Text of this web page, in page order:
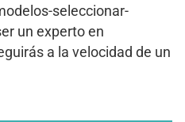
seleccionar-
un experto en
a la velocidad de un